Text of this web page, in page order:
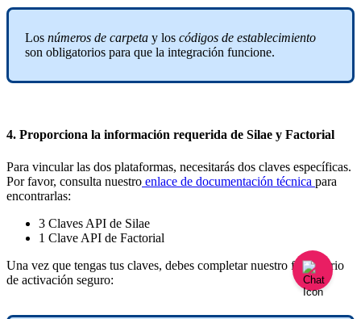
Los números de carpeta y los códigos de establecimiento
son obligatorios para que la integración funcione.
4. Proporciona la información requerida de Silae y Factorial
Para vincular las dos plataformas, necesitarás dos claves específicas.
Por favor, consulta nuestro enlace de documentación técnica para
encontrarlas:
3 Claves API de Silae
1 Clave API de Factorial
Una vez que tengas tus claves, debes completar nuestro formulario
de activación seguro: